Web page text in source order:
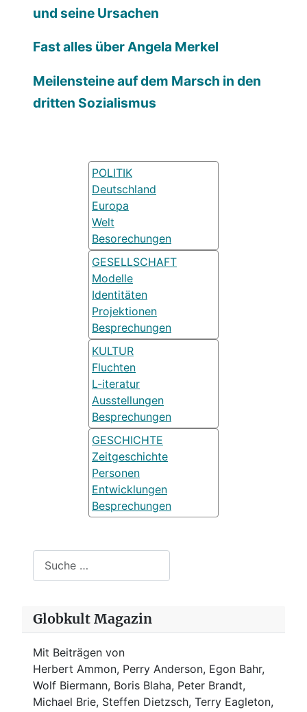
und seine Ursachen
Fast alles über Angela Merkel
Meilensteine auf dem Marsch in den
dritten Sozialismus
POLITIK
Deutschland
Europa
Welt
Besorechungen
GESELLSCHAFT
Modelle
Identitäten
Projektionen
Besprechungen
KULTUR
Fluchten
L-iteratur
Ausstellungen
Besprechungen
GESCHICHTE
Zeitgeschichte
Personen
Entwicklungen
Besprechungen
Globkult Magazin
Mit Beiträgen von
Herbert Ammon, Perry Anderson, Egon Bahr,
Wolf Biermann, Boris Blaha, Peter Brandt,
Michael Brie, Steffen Dietzsch, Terry Eagleton,